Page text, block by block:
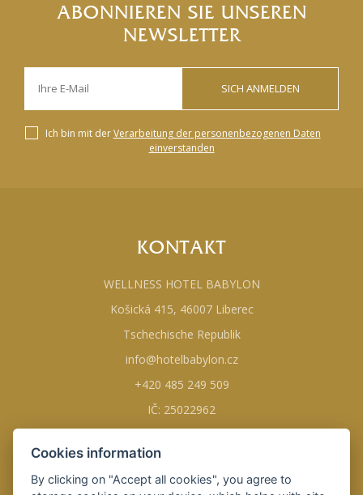
ABONNIEREN SIE UNSEREN
NEWSLETTER
SICH ANMELDEN
Ich bin mit derVerarbeitung der personenbezogenen Daten
einverstanden
KONTAKT
WELLNESS HOTEL BABYLON
Košická 415, 46007 Liberec
Tschechische Republik
info@hotelbabylon.cz
+420 485 249 509
IČ: 25022962
VERWEISE
Cookies information
By clicking on "Accept all cookies", you agree to